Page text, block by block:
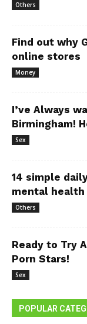
Others
Find out why
online stores
Money
I’ve Always
Birmingham!
Sex
14 simple
mental health
Others
Ready to Try
Porn Stars!
Sex
POPULAR